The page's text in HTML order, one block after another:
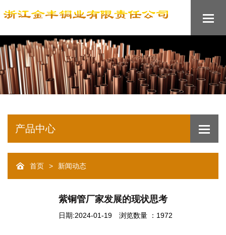
产品中心
首页 > 新闻动态
紫铜管厂家发展的现状思考
日期:2024-01-19 浏览数量 ：1972